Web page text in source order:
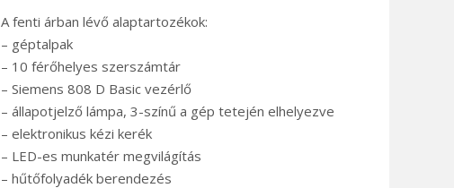
A fenti árban lévő alaptartozékok:
– géptalpak
– 10 férőhelyes szerszámtár
– Siemens 808 D Basic vezérlő
– állapotjelző lámpa, 3-színű a gép tetején elhelyezve
– elektronikus kézi kerék
– LED-es munkatér megvilágítás
– hűtőfolyadék berendezés